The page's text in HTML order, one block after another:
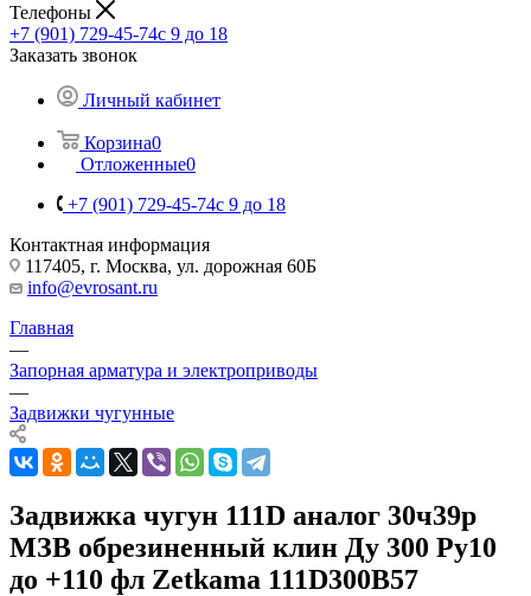
Телефоны
+7 (901) 729-45-74c 9 до 18
Заказать звонок
Личный кабинет
Корзина0
Отложенные0
+7 (901) 729-45-74c 9 до 18
Контактная информация
117405, г. Москва, ул. дорожная 60Б
info@evrosant.ru
Главная
—
Запорная арматура и электроприводы
—
Задвижки чугунные
Задвижка чугун 111D аналог 30ч39р
МЗВ обрезиненный клин Ду 300 Ру10
до +110 фл Zetkama 111D300B57